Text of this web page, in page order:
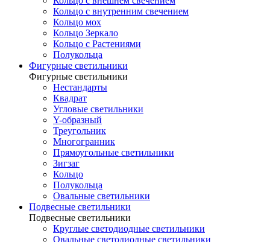
Кольцо с внутренним свечением
Кольцо мох
Кольцо Зеркало
Кольцо с Растениями
Полукольца
Фигурные светильники
Фигурные светильники
Нестандарты
Квадрат
Угловые светильники
Y-образный
Треугольник
Многогранник
Прямоугольные светильники
Зигзаг
Кольцо
Полукольца
Овальные светильники
Подвесные светильники
Подвесные светильники
Круглые светодиодные светильники
Овальные светодиодные светильники